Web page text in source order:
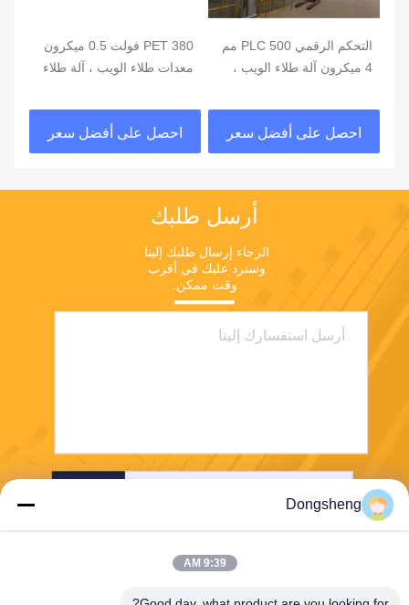
التحكم الرقمي PLC 500 مم
4 ميكرون آلة طلاء الويب ،
احصل على أفضل سعر
PET 380 فولت 0.5 ميكرون
معدات طلاء الويب ، آلة طلاء
احصل على أفضل سعر
أرسل طلبك
وقت ممكن.
Dongsheng
9:39 AM